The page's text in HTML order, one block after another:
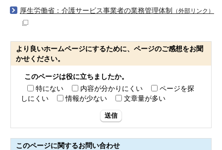
厚生労働省：介護サービス事業者の業務管理体制 （外部リンク）
より良いホームページにするために、ページのご感想をお聞
かせください。
このページは役に立ちましたか。
特にない
内容が分かりにくい
ページを探
しにくい
情報が少ない 文章量が多い
送信
このページに関するお問い合わせ